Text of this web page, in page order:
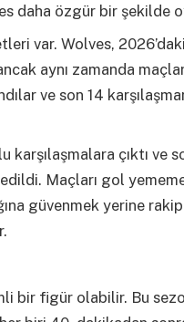
daha özgür bir şekilde
var. Wolves,
aynı zamanda
ve son 14
çıktı ve
Maçları gol
güvenmek yerine
bir figür olabilir. Bu